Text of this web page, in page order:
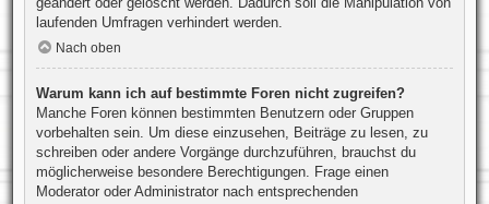
laufenden Umfragen verhindert werden.
Nach oben
Warum kann ich auf bestimmte Foren nicht zugreifen?
Manche Foren können bestimmten Benutzern oder Gruppen
vorbehalten sein. Um diese einzusehen, Beiträge zu lesen, zu
schreiben oder andere Vorgänge durchzuführen, brauchst du
möglicherweise besondere Berechtigungen. Frage einen
Moderator oder Administrator nach entsprechenden